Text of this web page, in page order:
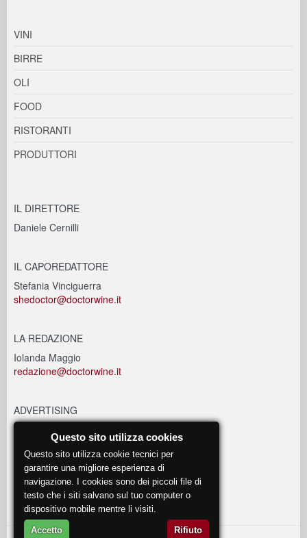
VINI
BIRRE
OLI
FOOD
RISTORANTI
PRODUTTORI
IL DIRETTORE
Daniele Cernilli
IL CAPOREDATTORE
Stefania Vinciguerra
shedoctor@doctorwine.it
LA REDAZIONE
Iolanda Maggio
redazione@doctorwine.it
ADVERTISING
EVENTI
eventi@doctorwine.it
Questo sito utilizza cookies
Questo sito utilizza cookie tecnici per
garantire una migliore esperienza di
navigazione. I cookies sono dei piccoli file di
testo che i siti salvano sul tuo computer o
dispositivo mobile mentre li visiti.
Accetto Rifiuto